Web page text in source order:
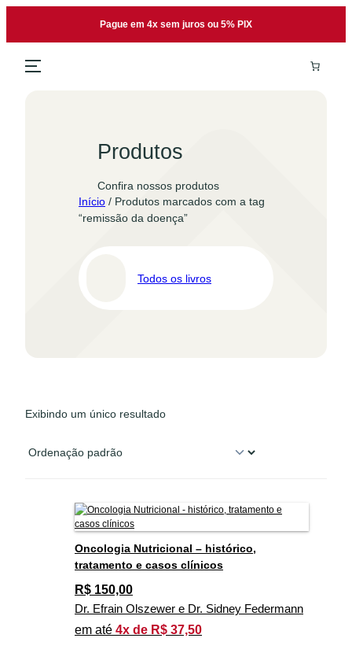
o
Pague em 4x sem juros ou 5% PIX
Produtos
Confira nossos produtos
Início / Produtos marcados com a tag
“remissão da doença”
Todos os livros
Exibindo um único resultado
Oncologia Nutricional – histórico,
tratamento e casos clínicos
R$ 150,00
Dr. Efrain Olszewer e Dr. Sidney Federmann
em até 4x de R$ 37,50